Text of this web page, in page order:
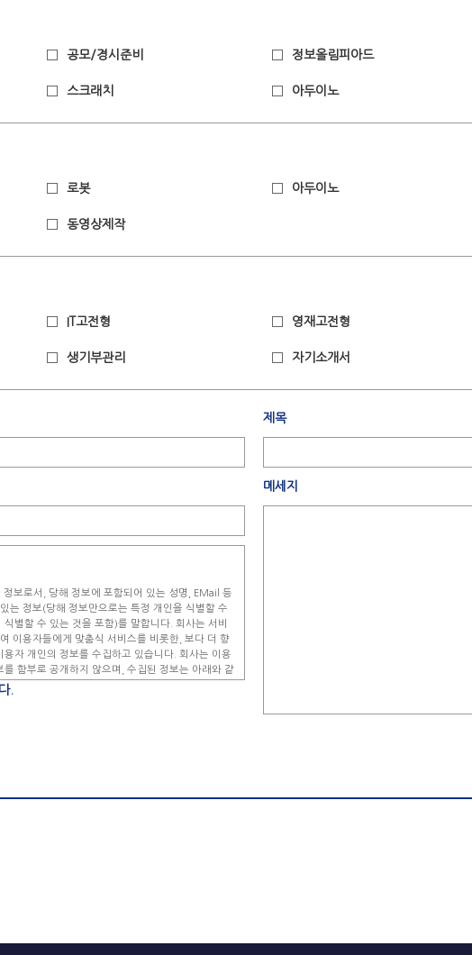
공모/경시준비 정보올림피아드
스크래치 아두이노
로봇 아두이노
동영상제작
IT고전형 영재고전형
생기부관리 자기소개서
보로서, 당해 정보에 포함되어 있는 성명, EMail 등
는 정보(당해 정보만으로는 특정 개인을 식별할 수
별할 수 있는 것을 포함)를 말합니다. 회사는 서비
이용자들에게 맞춤식 서비스를 비롯한, 보다 더 향
자 개인의 정보를 수집하고 있습니다. 회사는 이용
함부로 공개하지 않으며, 수집된 정보는 아래와 같
보다 더 효율적으로 정하고, 이용자들이 필요로 하
있습니다.
스와 관련된 뉴스, 이벤트, 업데이트 등의 소식을
.
제목
메세지